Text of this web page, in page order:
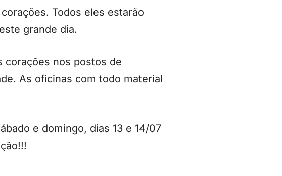
Todos eles estarão
grande dia.
corações nos postos de
As oficinas com todo material
e domingo, dias 13 e 14/07